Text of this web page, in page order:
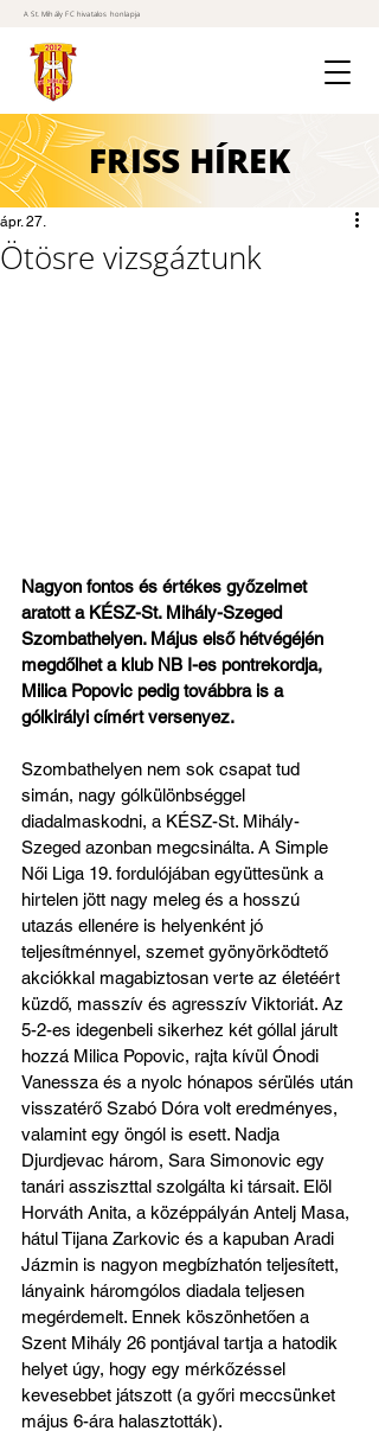
A St. Mihály FC hivatalos honlapja
FRISS HÍREK
Ötösre vizsgáztunk
ápr. 27.
Nagyon fontos és értékes győzelmet
aratott a KÉSZ-St. Mihály-Szeged
Szombathelyen. Május első hétvégéjén
megdőlhet a klub NB I-es pontrekordja,
Milica Popovic pedig továbbra is a
gólkirályi címért versenyez.
Szombathelyen nem sok csapat tud
simán, nagy gólkülönbséggel
diadalmaskodni, a KÉSZ-St. Mihály-
Szeged azonban megcsinálta. A Simple
Női Liga 19. fordulójában együttesünk a
hirtelen jött nagy meleg és a hosszú
utazás ellenére is helyenként jó
teljesítménnyel, szemet gyönyörködtető
akciókkal magabiztosan verte az életéért
küzdő, masszív és agresszív Viktoriát. Az
5-2-es idegenbeli sikerhez két góllal járult
hozzá Milica Popovic, rajta kívül Ónodi
Vanessza és a nyolc hónapos sérülés után
visszatérő Szabó Dóra volt eredményes,
valamint egy öngól is esett. Nadja
Djurdjevac három, Sara Simonovic egy
tanári assziszttal szolgálta ki társait. Elöl
Horváth Anita, a középpályán Antelj Masa,
hátul Tijana Zarkovic és a kapuban Aradi
Jázmin is nagyon megbízhatón teljesített,
lányaink háromgólos diadala teljesen
megérdemelt. Ennek köszönhetően a
Szent Mihály 26 pontjával tartja a hatodik
helyet úgy, hogy egy mérkőzéssel
kevesebbet játszott (a győri meccsünket
május 6-ára halasztották).